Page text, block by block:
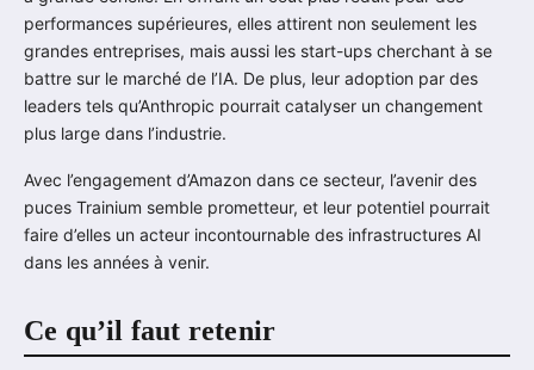
performances supérieures, elles attirent non seulement les
grandes entreprises, mais aussi les start-ups cherchant à se
battre sur le marché de l’IA. De plus, leur adoption par des
leaders tels qu’Anthropic pourrait catalyser un changement
plus large dans l’industrie.
Avec l’engagement d’Amazon dans ce secteur, l’avenir des
puces Trainium semble prometteur, et leur potentiel pourrait
faire d’elles un acteur incontournable des infrastructures AI
dans les années à venir.
Ce qu’il faut retenir